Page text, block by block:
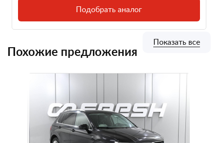
Подобрать аналог
Похожие предложения
Показать все